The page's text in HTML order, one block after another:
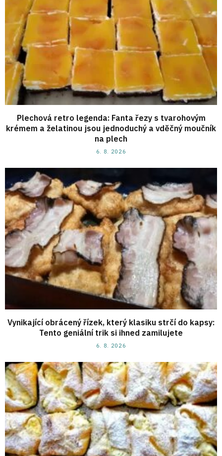
Plechová retro legenda: Fanta řezy s tvarohovým
krémem a želatinou jsou jednoduchý a vděčný moučník
na plech
6. 8. 2026
Vynikající obrácený řízek, který klasiku strčí do kapsy:
Tento geniální trik si ihned zamilujete
6. 8. 2026